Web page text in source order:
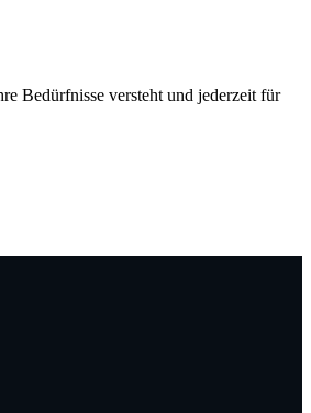
Bedürfnisse versteht und jederzeit für